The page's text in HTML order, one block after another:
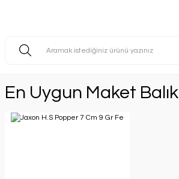
En Uygun Maket Balık